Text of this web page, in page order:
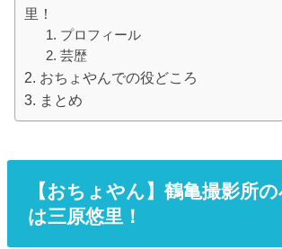
里！
プロフィール
芸歴
おちょやんでの役どころ
まとめ
【おちょやん】鶴亀撮影所
は三原悠里！